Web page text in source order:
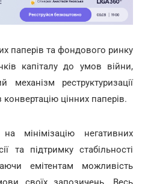
паперів та фондового ринку
капіталу до умов війни,
механізм реструктуризації
цінних паперів.
мінімізацію негативних
та підтримку стабільності
емітентам можливість